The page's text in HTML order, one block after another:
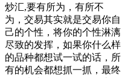
炒汇,要有所为，有所不
为，交易其实就是交易你自
己的个性，将你的个性淋漓
尽致的发挥，如果你什么样
的品种都想试一试的话，所
有的机会都想抓一抓，最终